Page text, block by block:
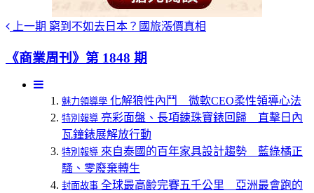
上一期 窮到不如去日本？國旅漲價真相
《商業周刊》第 1848 期
魅力領導學 化解狼性內鬥 微軟CEO柔性領導心法
特別報導 亮彩面盤、長項鍊珠寶錶回歸 直擊日內
瓦鐘錶展解放行動
特別報導 來自泰國的百年家具設計趨勢 藍綠橘正
騷、零廢棄轉生
封面故事 全球最高齡完賽五千公里 亞洲最會跑的